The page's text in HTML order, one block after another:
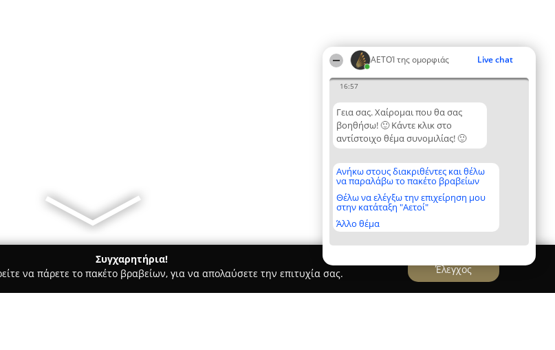
ΑΕΤΟΊ της ομορφιάς Live chat
16:57
Γεια σας. Χαίρομαι που θα σας
βοηθήσω! 🙂 Κάντε κλικ στο
αντίστοιχο θέμα συνομιλίας! 🙂
Ανήκω στους διακριθέντες και θέλω
να παραλάβω το πακέτο βραβείων
Θέλω να ελέγξω την επιχείρηση μου
στην κατάταξη "Αετοί"
Άλλο θέμα
Συγχαρητήρια!
να πάρετε το πακέτο βραβείων, για να απολαύσετε την επιτυχία σας.
Έλεγχος